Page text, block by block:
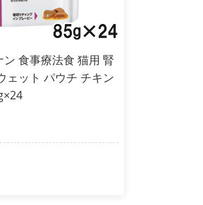
ン 食事療法食 猫用 腎
ェット パウチ チキン